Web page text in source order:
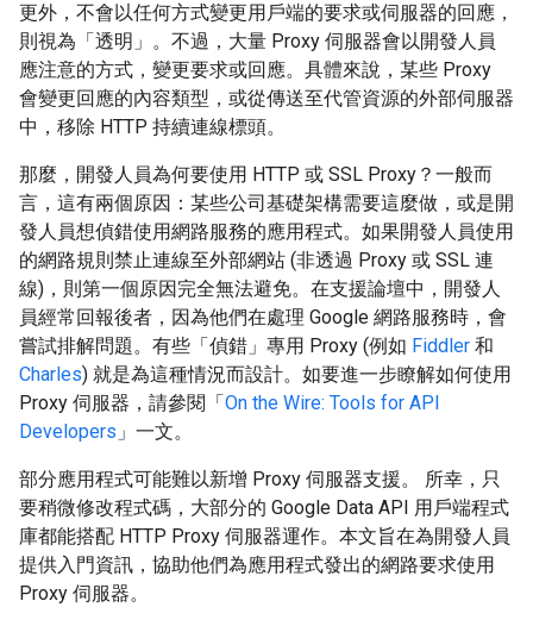
更外，不會以任何方式變更用戶端的要求或伺服器的回應，
則視為「透明」。不過，大量 Proxy 伺服器會以開發人員
應注意的方式，變更要求或回應。具體來說，某些 Proxy
會變更回應的內容類型，或從傳送至代管資源的外部伺服器
中，移除 HTTP 持續連線標頭。
那麼，開發人員為何要使用 HTTP 或 SSL Proxy？一般而
言，這有兩個原因：某些公司基礎架構需要這麼做，或是開
發人員想偵錯使用網路服務的應用程式。如果開發人員使用
的網路規則禁止連線至外部網站 (非透過 Proxy 或 SSL 連
線)，則第一個原因完全無法避免。在支援論壇中，開發人
員經常回報後者，因為他們在處理 Google 網路服務時，會
嘗試排解問題。有些「偵錯」專用 Proxy (例如 Fiddler 和
Charles) 就是為這種情況而設計。如要進一步瞭解如何使用
Proxy 伺服器，請參閱「On the Wire: Tools for API
Developers 」一文。
部分應用程式可能難以新增 Proxy 伺服器支援。 所幸，只
要稍微修改程式碼，大部分的 Google Data API 用戶端程式
庫都能搭配 HTTP Proxy 伺服器運作。本文旨在為開發人員
提供入門資訊，協助他們為應用程式發出的網路要求使用
Proxy 伺服器。